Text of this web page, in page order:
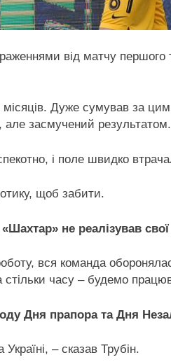
від матчу
Дуже сумував за
засмучений результатом.
і поле швидко
щоб забити.
не реалізував
вся команда
часу – будемо
Дня прапора та Дня
– сказав Трубін.